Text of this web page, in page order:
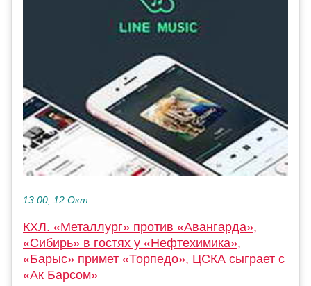
13:00, 12 Окт
КХЛ. «Металлург» против «Авангарда»,
«Сибирь» в гостях у «Нефтехимика»,
«Барыс» примет «Торпедо», ЦСКА сыграет с
«Ак Барсом»